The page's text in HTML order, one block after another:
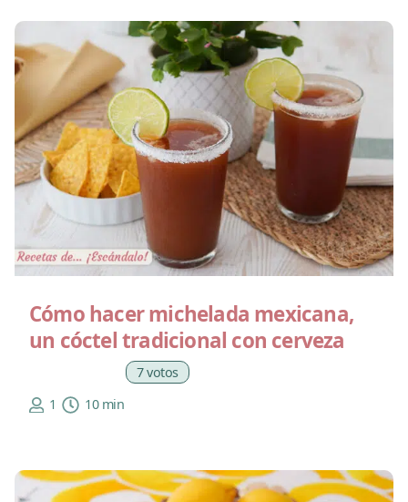
Cómo hacer michelada mexicana,
un cóctel tradicional con cerveza
7 votos
1
10 min